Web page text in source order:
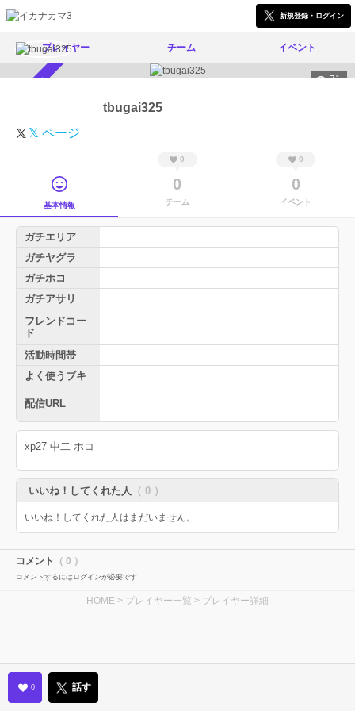
新規登録・ログイン
プレイヤー チーム イベント
71
tbugai325
𝕏 ページ
基本情報
0
0
チーム
0
0
イベント
ガチエリア
ガチヤグラ
ガチホコ
ガチアサリ
フレンドコー
ド
活動時間帯
よく使うブキ
配信URL
xp27 中二 ホコ
いいね！してくれた人 （ 0 ）
いいね！してくれた人はまだいません。
コメント （ 0 ）
コメントするにはログインが必要です
HOME > プレイヤー一覧 > プレイヤー詳細
0 話す